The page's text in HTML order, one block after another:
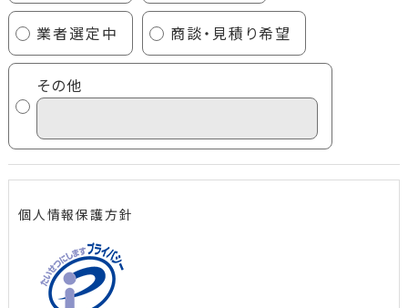
業者選定中 商談・見積り希望
その他
個人情報保護方針